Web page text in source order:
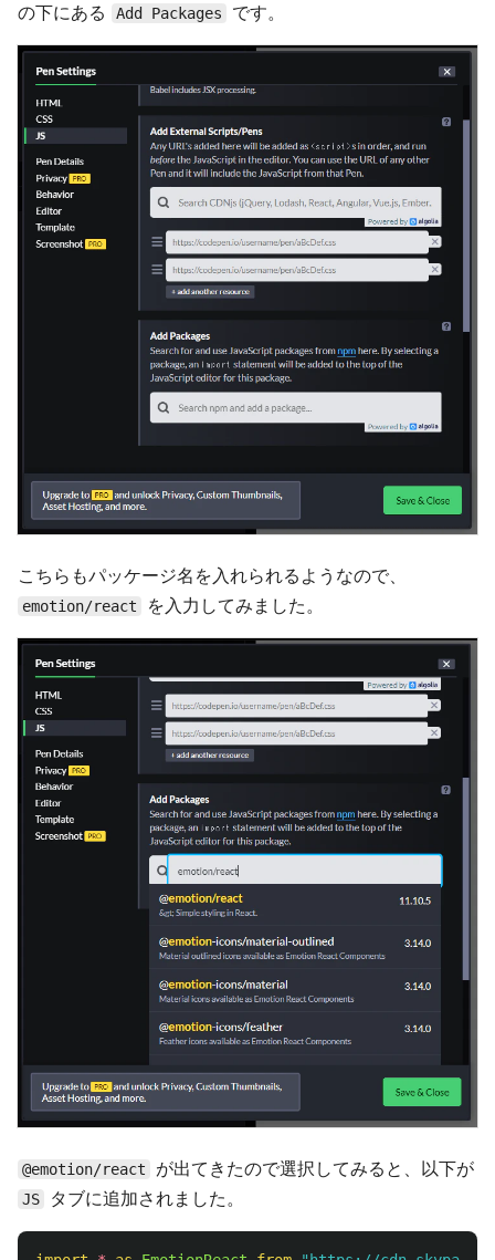
の下にある Add Packages です。
こちらもパッケージ名を入れられるようなので、
emotion/react を入力してみました。
@emotion/react が出てきたので選択してみると、以下が
JS タブに追加されました。